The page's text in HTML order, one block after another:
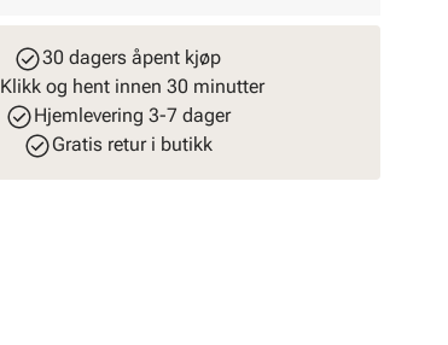
30 dagers åpent kjøp
Klikk og hent innen 30 minutter
Hjemlevering 3-7 dager
Gratis retur i butikk